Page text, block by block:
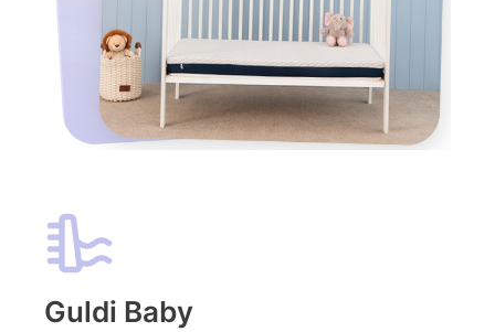
Guldi Baby